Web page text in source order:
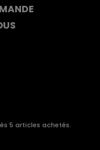
5 articles achetés.